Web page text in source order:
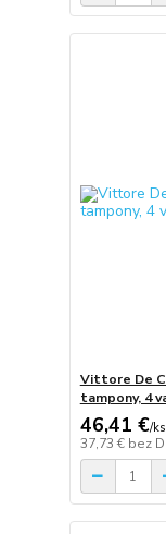
Vittore De
tampony, 4
46,41 €/ks
37,73 € bez